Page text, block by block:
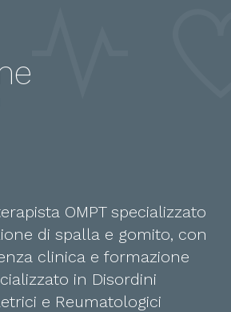
OMPT specializzato
di spalla e gomito, con
clinica e formazione
in Disordini
e Reumatologici